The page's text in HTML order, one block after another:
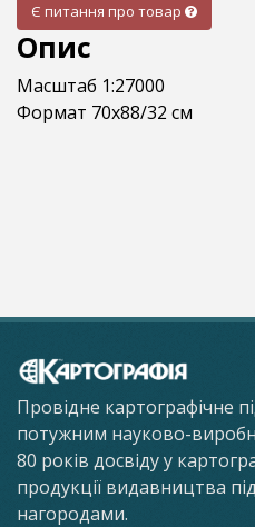
Є питання про товар
Опис
Масштаб 1:27000
Формат 70х88/32 см
Провідне картографічне
потужним науково-
80 років досвіду у
продукції видавництва
нагородами.